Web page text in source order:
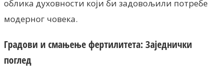
облика духовности који би задовољили потребе
модерног човека.
Градови и смањење фертилитета: Заједнички
поглед